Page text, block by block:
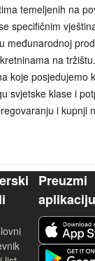
temeljenih na
specifičnim
međunarodnoj
na
koje posjedujemo
svjetske klase i
i kupnji
Preuzmi
aplikaciju